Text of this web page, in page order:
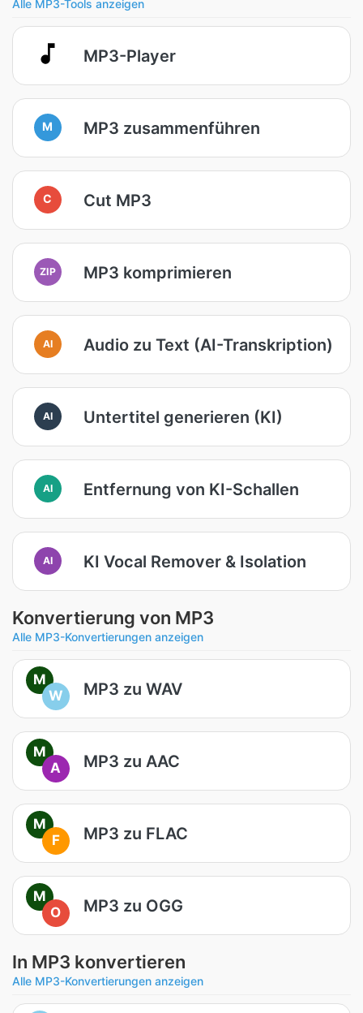
Alle MP3-Tools anzeigen
MP3-Player
M MP3 zusammenführen
C Cut MP3
ZIP MP3 komprimieren
AI Audio zu Text (AI-Transkription)
AI Untertitel generieren (KI)
AI Entfernung von KI-Schallen
AI KI Vocal Remover & Isolation
Konvertierung von MP3
Alle MP3-Konvertierungen anzeigen
M
W
MP3 zu WAV
M
A
MP3 zu AAC
M
F
MP3 zu FLAC
M
O
MP3 zu OGG
In MP3 konvertieren
Alle MP3-Konvertierungen anzeigen